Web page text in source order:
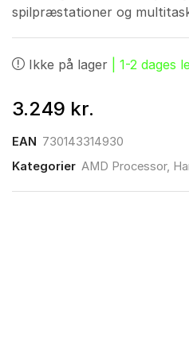
spilpræstationer og
Ikke på lager | 1-2 dages
3.249 kr.
EAN 730143314930
Kategorier AMD Processor,